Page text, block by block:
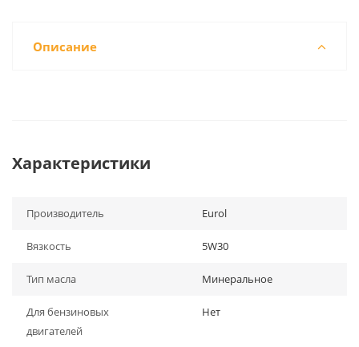
Описание
Характеристики
Производитель Eurol
Вязкость 5W30
Тип масла Минеральное
Для бензиновых
двигателей
Нет